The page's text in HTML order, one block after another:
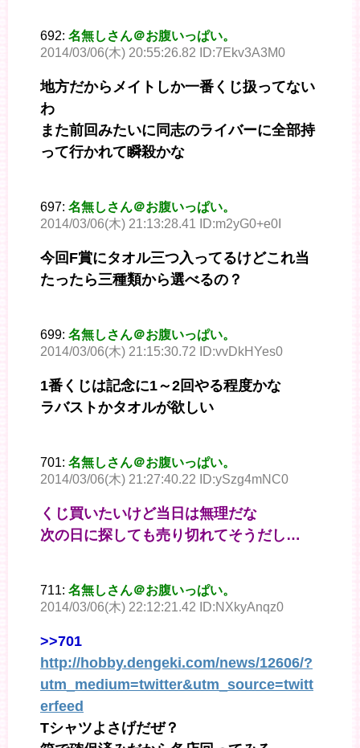
692: 名無しさん＠お腹いっぱい。
2014/03/06(木) 20:55:26.82 ID:7Ekv3A3M0
地方だからメイトしか一番くじ扱ってない
わ
また前回みたいに同志のライバーに全部持
って行かれて瞬殺かな
697: 名無しさん＠お腹いっぱい。
2014/03/06(木) 21:13:28.41 ID:m2yG0+e0I
今回F賞にタオル三つ入ってるけどこれ当
たったら三種類から選べるの？
699: 名無しさん＠お腹いっぱい。
2014/03/06(木) 21:15:30.72 ID:vvDkHYes0
1番くじは記念に1～2回やる程度かな
ラバストかタオルが欲しい
701: 名無しさん＠お腹いっぱい。
2014/03/06(木) 21:27:40.22 ID:ySzg4mNC0
くじ買いたいけど当日は無理だな
次の日に探しても売り切れてそうだし…
711: 名無しさん＠お腹いっぱい。
2014/03/06(木) 22:12:21.42 ID:NXkyAnqz0
>>701
http://hobby.dengeki.com/news/12606/?
utm_medium=twitter&utm_source=twitt
erfeed
Tシャツよさげだぜ？